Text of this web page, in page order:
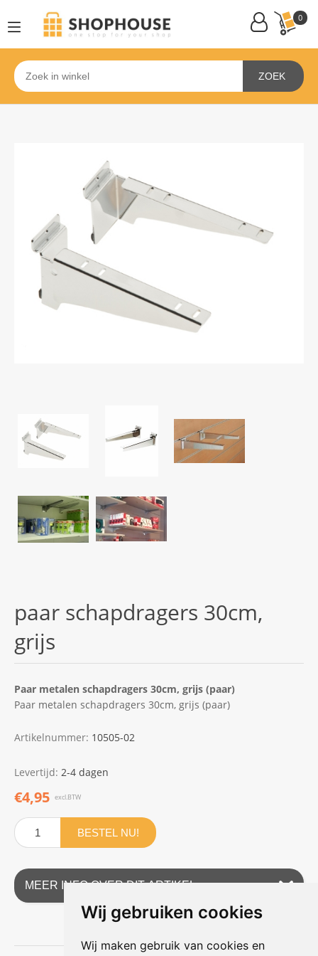
Wij gebruiken cookies
Wij maken gebruik van cookies en
0
ZOEK
paar schapdragers 30cm,
grijs
Paar metalen schapdragers 30cm, grijs (paar)
Paar metalen schapdragers 30cm, grijs (paar)
Artikelnummer: 10505-02
Levertijd: 2-4 dagen
€4,95 excl.BTW
BESTEL NU!
MEER INFO OVER DIT ARTIKEL